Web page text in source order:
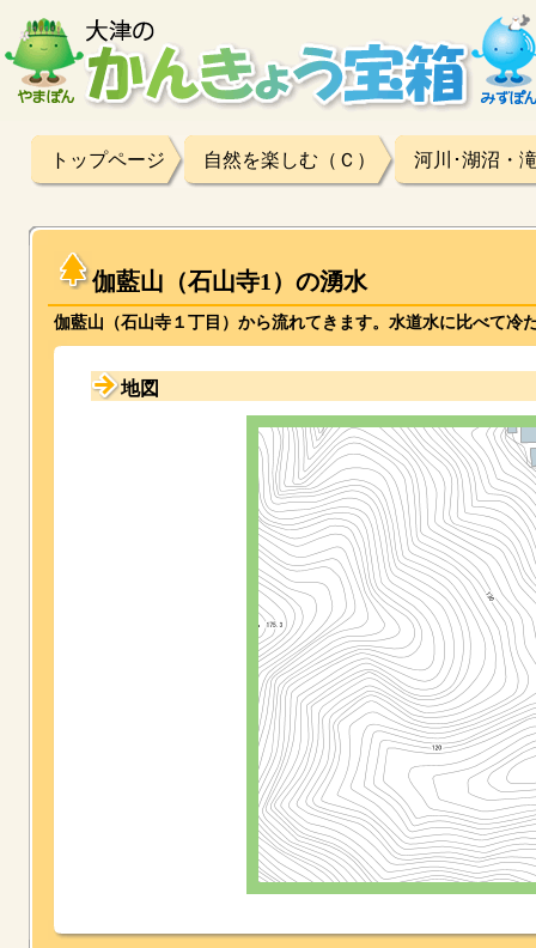
トップページ 自然を楽しむ（Ｃ） 河川･湖沼・
伽藍山（石山寺1）の湧水
伽藍山（石山寺１丁目）から流れてきます。水道水に比べて冷
地図